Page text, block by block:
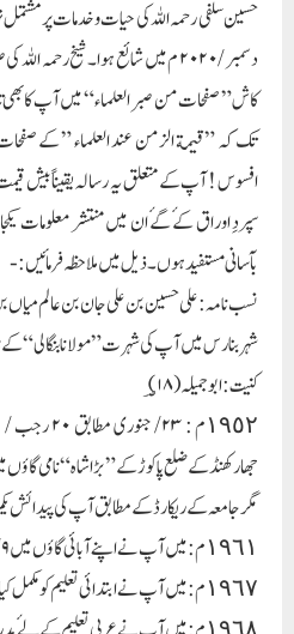
حسین سلفی رحمہ اللہ کی حیات و خدمات پر
دسمبر / ۲۰۲۰ م میں شائع ہوا ۔ شیخ
کاش ” صفحات من صبر العلماء “ میں آپ کا
تک کہ ” قيمة الزمن عند العلماء ” کے
افسوس ! آپ کے متعلق یہ رسالہ یقیناً بیش
سپردِ اوراق کۓ گۓ ان میں منتشر معلومات یکجا
بآسانی مستفید ہوں ۔ ذیل میں ملاحظہ فرمائیں :-
نسب نامہ : علی حسین بن علی جان بن عالم میاں
شہر بنارس میں آپ کی شہرت ” مولانا بنگالی “ کے
کنیت : ابو جمیلہ (؃۱۸)
جھارکھنڈ کے ضلع پاکوڑ کے ” بڑا شاہ “ نامی گاؤں
مگر جامعہ کے ریکارڈ کے مطابق آپ کی پیدائش یکم فروری / ۱۹۵۵م
١٩٦١م : میں آپ نے اپنے آبائی گاؤں میں ۹ / سال کی عمر میں تعلیم کا آغاز کیا ۔ (؃۳۱)
١٩٦٧م : میں آپ نے ابتدائی تعلیم کو مکمل کیا ( پندرہ سال کی عمر میں) ۔ ( ؃۳۱)